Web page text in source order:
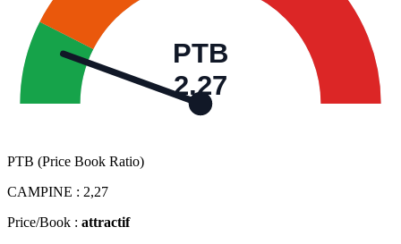
PTB
2,27
PTB (Price Book Ratio)
CAMPINE : 2,27
Price/Book : attractif